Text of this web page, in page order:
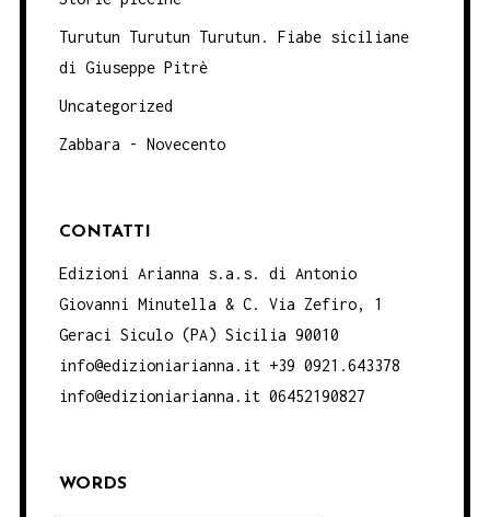
Turutun Turutun Turutun. Fiabe siciliane
di Giuseppe Pitrè
Uncategorized
Zabbara - Novecento
CONTATTI
Edizioni Arianna s.a.s. di Antonio
Giovanni Minutella & C. Via Zefiro, 1
Geraci Siculo (PA) Sicilia 90010
info@edizioniarianna.it +39 0921.643378
info@edizioniarianna.it 06452190827
WORDS